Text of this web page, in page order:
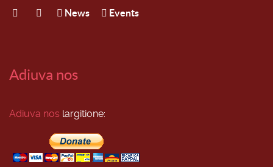
News Events
Adiuva nos
Adiuva nos largitione: